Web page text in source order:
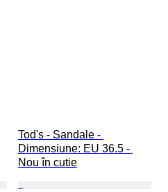
Tod's - Sandale -
Dimensiune: EU 36.5 -
Nou în cutie